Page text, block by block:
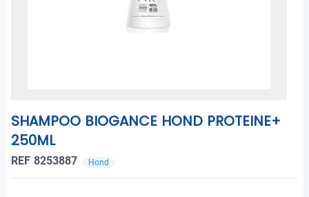
SHAMPOO BIOGANCE HOND PROTEINE+
250ML
REF 8253887 Hond